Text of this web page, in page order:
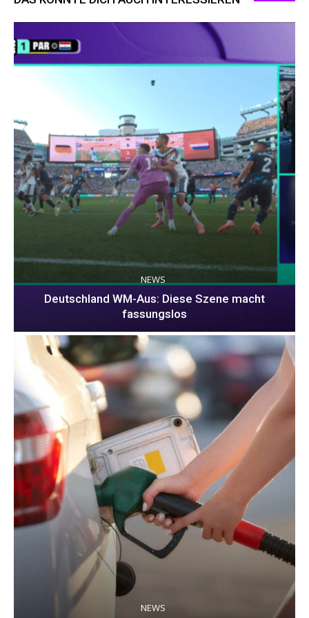
NEWS
Deutschland WM-Aus: Diese Szene macht
fassungslos
NEWS